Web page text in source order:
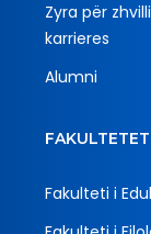
Zyra për
karrieres
Alumni
FAKULTETET
Fakulteti i